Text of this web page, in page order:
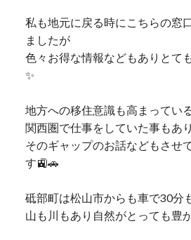
私も地元に戻る時にこちらの窓
ましたが
色々お得な情報などもありとて
✨
地方への移住意識も高まってい
関西圏で仕事をしていた事もあり
そのギャップのお話などもさせ
す🚉🚗
砥部町は松山市からも車で30分
山も川もあり自然がとっても豊